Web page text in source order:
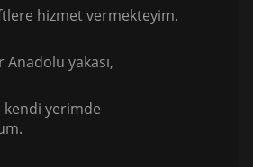
hizmet vermekteyim.
yakası,
yerimde